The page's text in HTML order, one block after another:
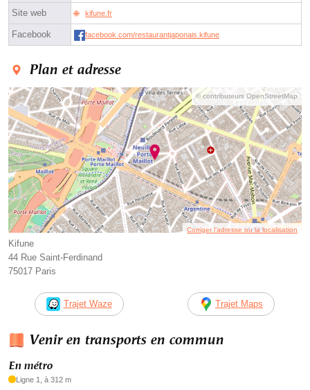
Site web kifune.fr
Facebook facebook.com/restaurantjaponais.kifune
Plan et adresse
© contributeurs OpenStreetMap
Corriger l’adresse ou la localisation
Kifune
44 Rue Saint-Ferdinand
75017 Paris
Trajet Waze Trajet Maps
Venir en transports en commun
En métro
Ligne 1, à 312 m